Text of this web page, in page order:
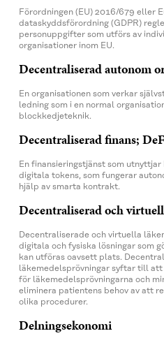
Förordningen (EU) 2016/679 eller
dataskyddsförordning (GDPR)
personuppgifter som utförs av
organisationer inom EU.
Decentraliserad autonom
En organisationen som verkar
ledning som i en normal
blockkedjeteknik.
Decentraliserad finans;
En finansieringstjänst som
digitala tokens, som fungerar
hjälp av smarta kontrakt.
Decentraliserad och
Decentraliserade och virtuella
digitala och fysiska lösningar som
kan utföras oavsett plats.
läkemedelsprövningar syftar till
för läkemedelsprövningarna och
eliminera patientens behov av att
olika procedurer.
Delningsekonomi